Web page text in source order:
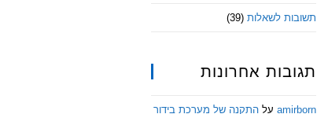
תשובות לשאלות (39)
תגובות אחרונות
amirborn על התקנה של מערכת בידור